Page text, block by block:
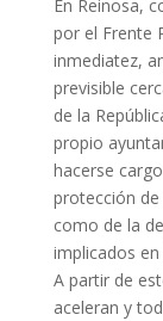
En Reinosa,
por el Frente
inmediatez,
previsible
de la
propio
hacerse
protección
como de la
implicados
A partir de
aceleran y